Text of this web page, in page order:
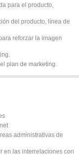
para el producto,
del producto, línea de
reforzar la imagen
plan de marketing.
administrativas de
en las interrelaciones con